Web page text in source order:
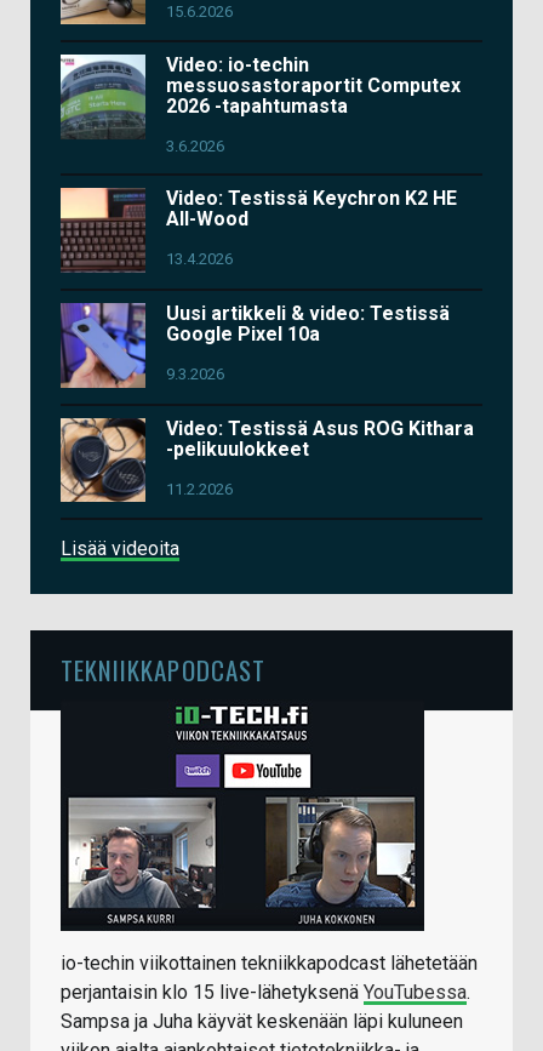
15.6.2026
Video: io-techin
messuosastoraportit Computex
2026 -tapahtumasta
3.6.2026
Video: Testissä Keychron K2 HE
All-Wood
13.4.2026
Uusi artikkeli & video: Testissä
Google Pixel 10a
9.3.2026
Video: Testissä Asus ROG Kithara
-pelikuulokkeet
11.2.2026
Lisää videoita
TEKNIIKKAPODCAST
io-techin viikottainen tekniikkapodcast lähetetään
perjantaisin klo 15 live-lähetyksenä YouTubessa.
Sampsa ja Juha käyvät keskenään läpi kuluneen